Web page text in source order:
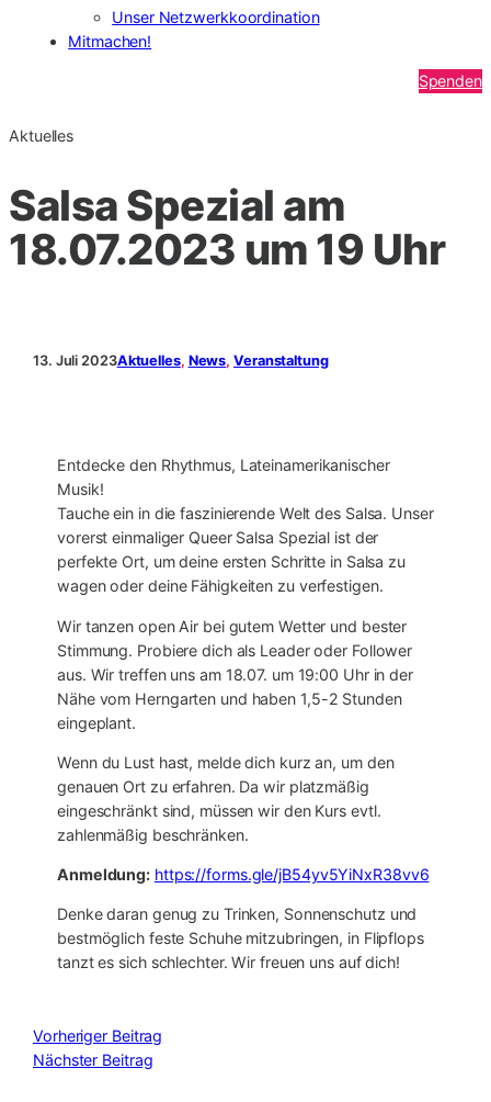
Unser Netzwerkkoordination
Mitmachen!
Spenden
Aktuelles
Salsa Spezial am
18.07.2023 um 19 Uhr
13. Juli 2023Aktuelles, News, Veranstaltung
Entdecke den Rhythmus, Lateinamerikanischer
Musik!
Tauche ein in die faszinierende Welt des Salsa. Unser
vorerst einmaliger Queer Salsa Spezial ist der
perfekte Ort, um deine ersten Schritte in Salsa zu
wagen oder deine Fähigkeiten zu verfestigen.
Wir tanzen open Air bei gutem Wetter und bester
Stimmung. Probiere dich als Leader oder Follower
aus. Wir treffen uns am 18.07. um 19:00 Uhr in der
Nähe vom Herngarten und haben 1,5-2 Stunden
eingeplant.
Wenn du Lust hast, melde dich kurz an, um den
genauen Ort zu erfahren. Da wir platzmäßig
eingeschränkt sind, müssen wir den Kurs evtl.
zahlenmäßig beschränken.
Anmeldung: https://forms.gle/jB54yv5YiNxR38vv6
Denke daran genug zu Trinken, Sonnenschutz und
bestmöglich feste Schuhe mitzubringen, in Flipflops
tanzt es sich schlechter. Wir freuen uns auf dich!
Vorheriger Beitrag
Nächster Beitrag